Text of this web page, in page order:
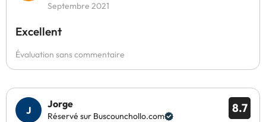
Septembre 2021
Excellent
Évaluation sans commentaire
8.7
Jorge
Réservé sur Buscounchollo.com